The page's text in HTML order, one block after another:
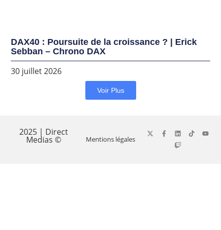
DAX40 : Poursuite de la croissance ? | Erick
Sebban – Chrono DAX
30 juillet 2026
Voir Plus
2025 | Direct
Medias © Mentions légales